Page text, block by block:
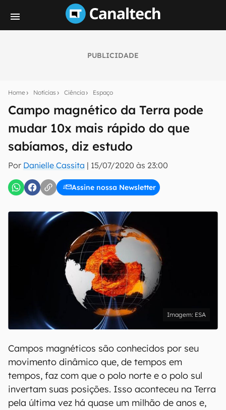
PUBLICIDADE
Home Notícias Ciência Espaço
Campo magnético da Terra pode
mudar 10x mais rápido do que
sabíamos, diz estudo
Por Danielle Cassita | 15/07/2020 às 23:00
Assine nossa Newsletter
notícias e reviews sobre tecnologia em primeira
E-mail
inscreva-se
Uso e Política de Privacidade do Canaltech.
ESA
Campos magnéticos são conhecidos por seu
movimento dinâmico que, de tempos em
tempos, faz com que o polo norte e o polo sul
invertam suas posições. Isso aconteceu na Terra
pela última vez há quase um milhão de anos e,